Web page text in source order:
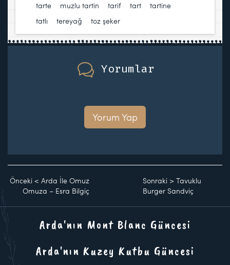
tarte
muzlu tartin tarif tart tartine
tatlı
tereyağ toz şeker
Yorumlar
Yorum Yap
Önceki < Arda İle Omuz
Omuza – Esra Bilgiç
Sonraki >Tavuklu
Burger Sandviç
Arda'nın Mont Blanc Güncesi
Arda'nın Kuzey Kutbu Güncesi